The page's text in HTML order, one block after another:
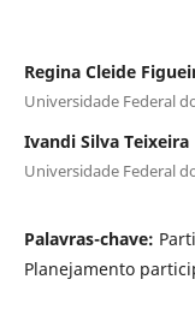
Regina Cleide
Universidade Federal
Ivandi Silva Teixeira
Universidade Federal
Palavras-chave:
Planejamento